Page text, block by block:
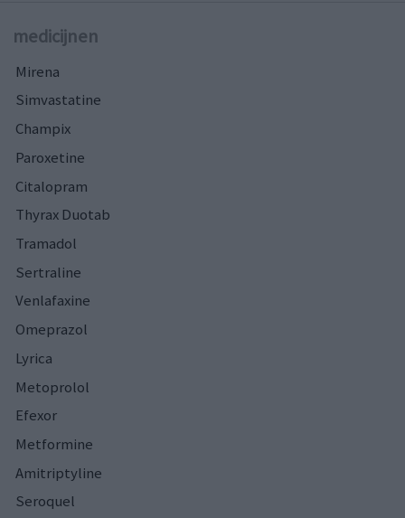
medicijnen
Mirena
Simvastatine
Champix
Paroxetine
Citalopram
Thyrax Duotab
Tramadol
Sertraline
Venlafaxine
Omeprazol
Lyrica
Metoprolol
Efexor
Metformine
Amitriptyline
Seroquel